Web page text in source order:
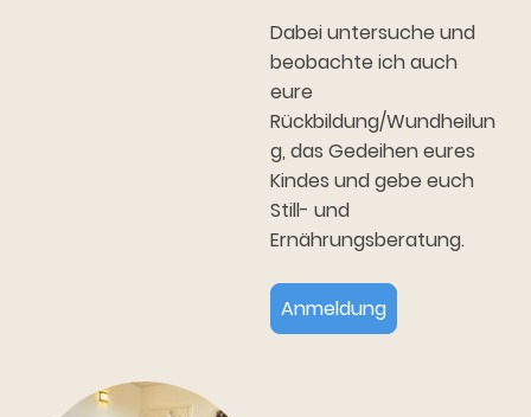
Dabei untersuche und
beobachte ich auch
eure
Rückbildung/Wundheilun
g, das Gedeihen eures
Kindes und gebe euch
Still- und
Ernährungsberatung.
Anmeldung